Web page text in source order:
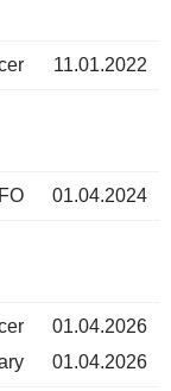
11.01.2022
01.04.2024
01.04.2026
01.04.2026